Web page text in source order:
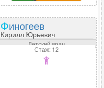
Финогеев
Кирилл Юрьевич
Детский врач
Стаж: 12